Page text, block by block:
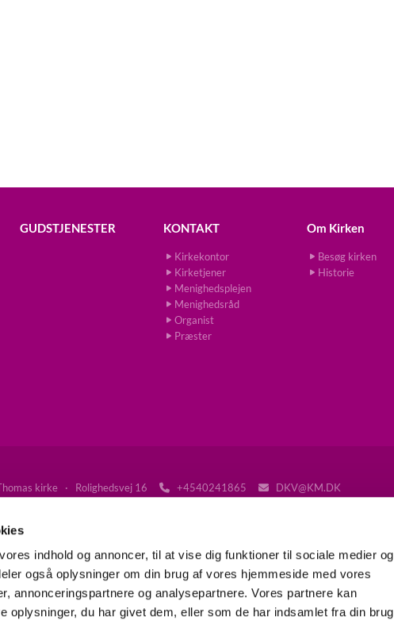
indhold og annoncer, til at vise dig funktioner til sociale medier og
også oplysninger om din brug af vores hjemmeside med vores
annonceringspartnere og analysepartnere. Vores partnere kan
oplysninger, du har givet dem, eller som de har indsamlet fra din brug
GUDSTJENESTER KONTAKT
Kirkekontor
Kirketjener
Menighedsplejen
Menighedsråd
Organist
Præster
Om Kirken
Besøg kirken
Historie
kirke · Rolighedsvej 16  +4540241865 
DKV@KM.DK
Gå til Folkekirken på Frederiksberg